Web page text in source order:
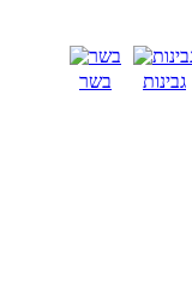
בשר גבינות